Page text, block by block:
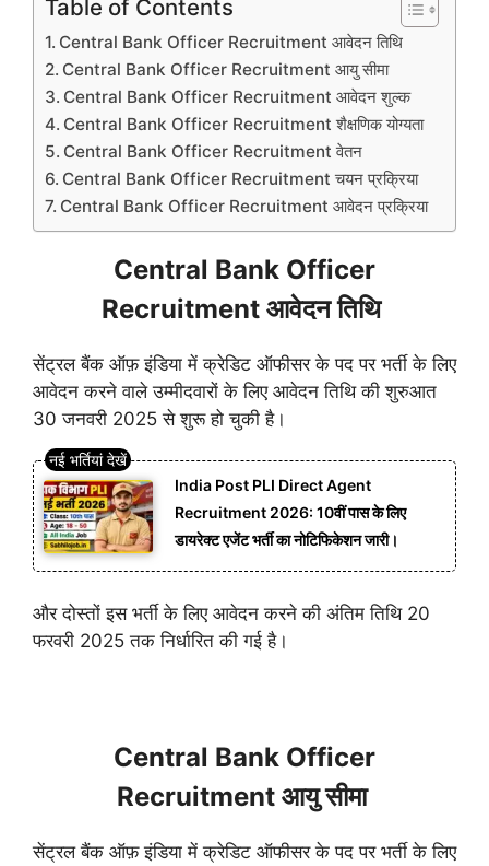
Table of Contents
Central Bank Officer Recruitment आवेदन तिथि
Central Bank Officer Recruitment आयु सीमा
Central Bank Officer Recruitment आवेदन शुल्क
Central Bank Officer Recruitment शैक्षणिक योग्यता
Central Bank Officer Recruitment वेतन
Central Bank Officer Recruitment चयन प्रक्रिया
Central Bank Officer Recruitment आवेदन प्रक्रिया
Central Bank Officer
Recruitment आवेदन तिथि
सेंट्रल बैंक ऑफ़ इंडिया में क्रेडिट ऑफीसर के पद पर भर्ती के लिए
आवेदन करने वाले उम्मीदवारों के लिए आवेदन तिथि की शुरुआत
30 जनवरी 2025 से शुरू हो चुकी है।
India Post PLI Direct Agent
Recruitment 2026: 10वीं पास के लिए
डायरेक्ट एजेंट भर्ती का नोटिफिकेशन जारी।
और दोस्तों इस भर्ती के लिए आवेदन करने की अंतिम तिथि 20
फरवरी 2025 तक निर्धारित की गई है।
Central Bank Officer
Recruitment आयु सीमा
सेंट्रल बैंक ऑफ़ इंडिया में क्रेडिट ऑफीसर के पद पर भर्ती के लिए